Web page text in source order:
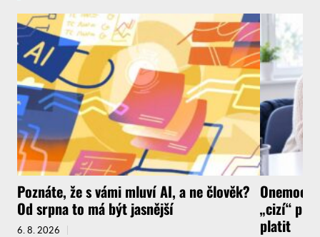
Poznáte, že s vámi mluví AI, a ne člověk?
Od srpna to má být jasnější
6. 8. 2026
„cizí“
platit